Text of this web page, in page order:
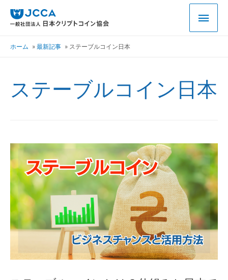
ホーム 最新記事 ステーブルコイン日本
ステーブルコイン日本